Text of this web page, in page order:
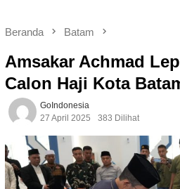
Beranda Batam
Amsakar Achmad
Calon Haji Kota
GoIndonesia
27 April 2025
383 Dilihat